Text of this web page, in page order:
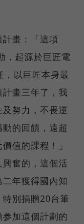
畫：「這項
，起源於巨匠電
，以巨匠本身最
畫三年了，我
努力，不畏逆
的回饋，遠超
值的課程！」
奮的，這個活
年獲得國內知
別捐贈20台筆
加這個計劃的